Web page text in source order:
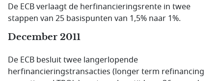
De ECB verlaagt de herfinancieringsrente in twee
stappen van 25 basispunten van 1,5% naar 1%.
December 2011
De ECB besluit twee langerlopende
herfinancieringstransacties (longer term refinancing